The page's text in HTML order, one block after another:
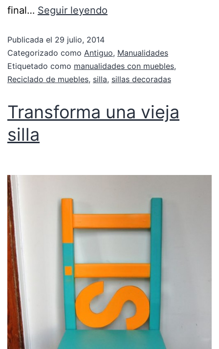
final… Seguir leyendo
Publicada el 29 julio, 2014
Categorizado como Antiguo, Manualidades
Etiquetado como manualidades con muebles,
Reciclado de muebles, silla, sillas decoradas
Transforma una vieja
silla